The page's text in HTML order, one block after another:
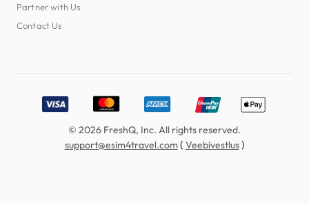
Partner with Us
Contact Us
Accepted payment methods: Visa, MasterCard, American
© 2026 FreshQ, Inc. All rights reserved.
support@esim4travel.com( Veebivestlus)